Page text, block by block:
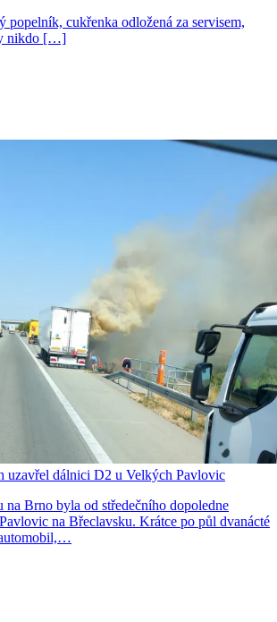
popelník, cukřenka odložená za servisem,
nikdo […]
uzavřel dálnici D2 u Velkých Pavlovic
na Brno byla od středečního dopoledne
na Břeclavsku. Krátce po půl dvanácté